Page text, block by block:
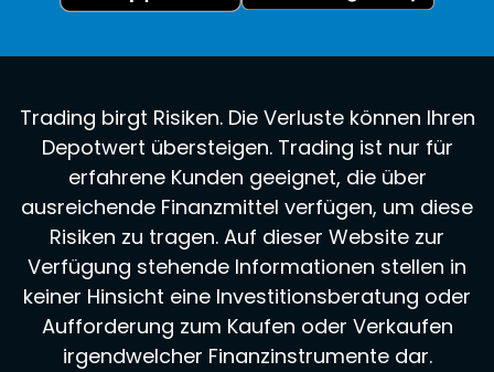
Trading birgt Risiken. Die Verluste können Ihren
Depotwert übersteigen. Trading ist nur für
erfahrene Kunden geeignet, die über
ausreichende Finanzmittel verfügen, um diese
Risiken zu tragen. Auf dieser Website zur
Verfügung stehende Informationen stellen in
keiner Hinsicht eine Investitionsberatung oder
Aufforderung zum Kaufen oder Verkaufen
irgendwelcher Finanzinstrumente dar.